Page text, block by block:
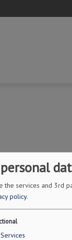
the services and 3rd
policy.
Services